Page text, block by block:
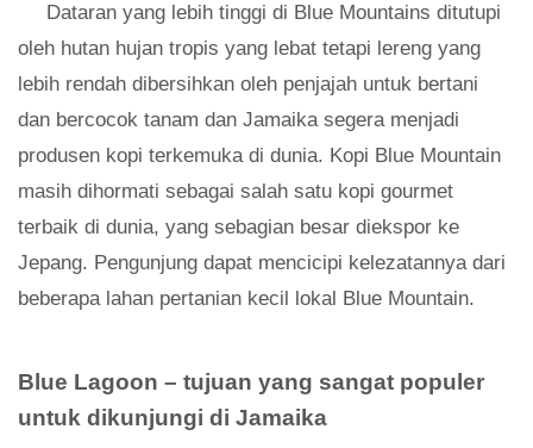
Dataran yang lebih tinggi di Blue Mountains ditutupi
oleh hutan hujan tropis yang lebat tetapi lereng yang
lebih rendah dibersihkan oleh penjajah untuk bertani
dan bercocok tanam dan Jamaika segera menjadi
produsen kopi terkemuka di dunia. Kopi Blue Mountain
masih dihormati sebagai salah satu kopi gourmet
terbaik di dunia, yang sebagian besar diekspor ke
Jepang. Pengunjung dapat mencicipi kelezatannya dari
beberapa lahan pertanian kecil lokal Blue Mountain.
Blue Lagoon – tujuan yang sangat populer
untuk dikunjungi di Jamaika